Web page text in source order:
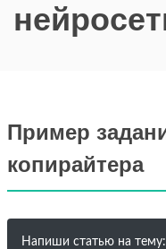
Пример
копирайтера
Напиши статью на тему: